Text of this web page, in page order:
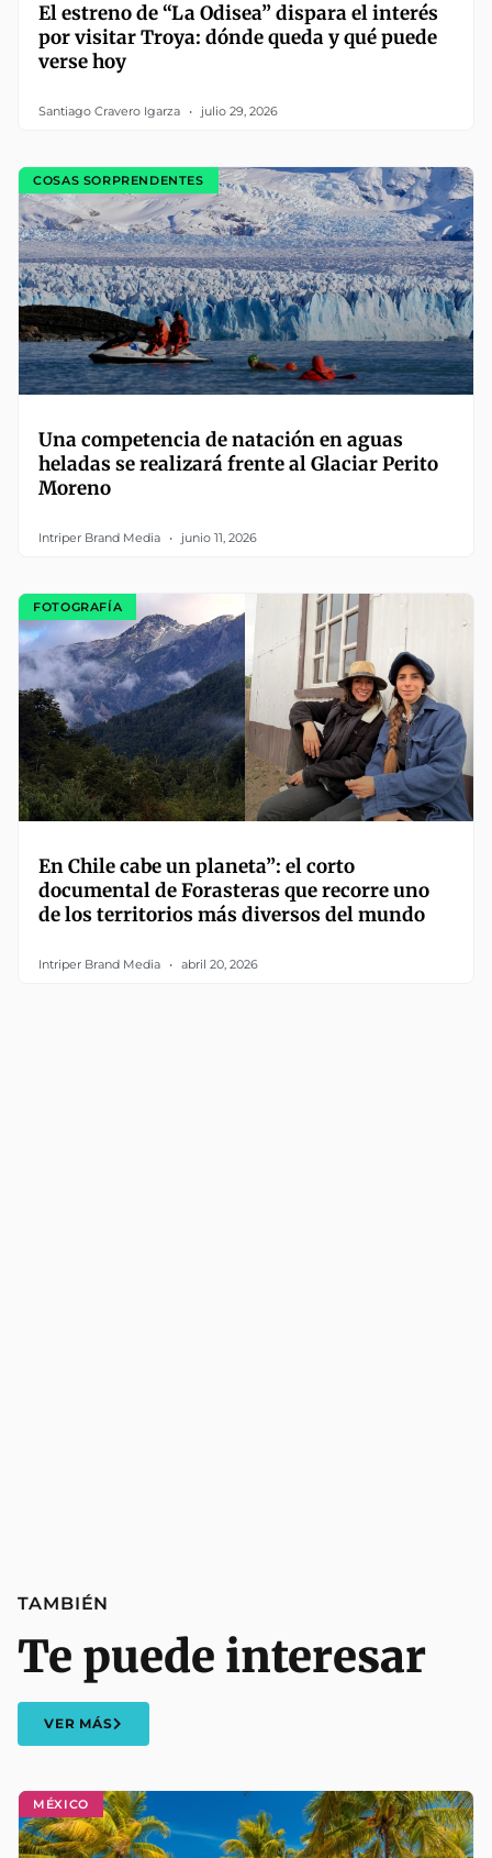
El estreno de “La Odisea” dispara el interés
por visitar Troya: dónde queda y qué puede
verse hoy
Santiago Cravero Igarza julio 29, 2026
COSAS SORPRENDENTES
Una competencia de natación en aguas
heladas se realizará frente al Glaciar Perito
Moreno
Intriper Brand Media junio 11, 2026
FOTOGRAFÍA
En Chile cabe un planeta”: el corto
documental de Forasteras que recorre uno
de los territorios más diversos del mundo
Intriper Brand Media abril 20, 2026
MÉXICO
TAMBIÉN
Te puede interesar
VER MÁS